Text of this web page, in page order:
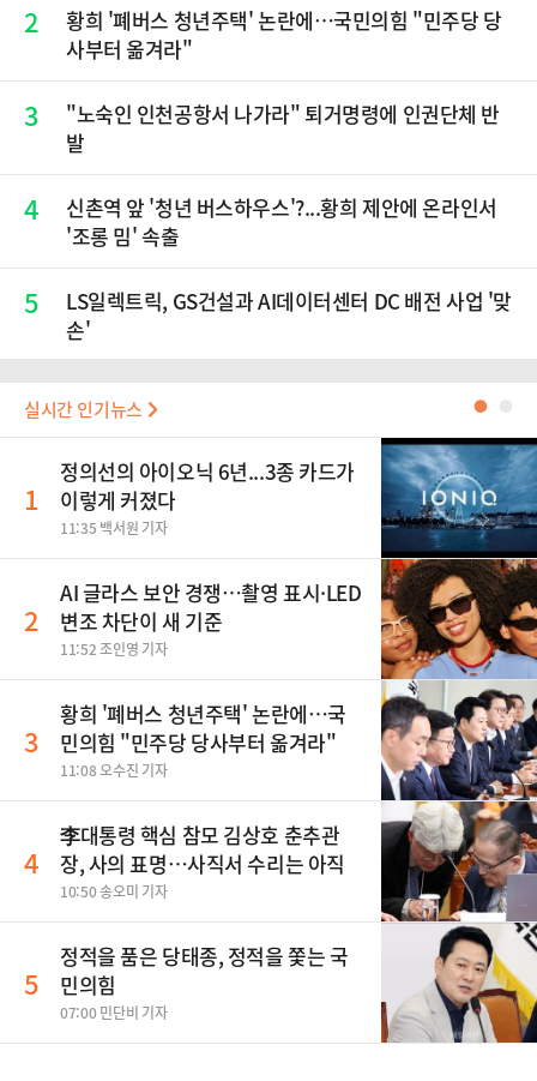
2
황희 '폐버스 청년주택' 논란에…국민의힘 "민주당 당
사부터 옮겨라"
3
"노숙인 인천공항서 나가라" 퇴거명령에 인권단체 반
발
4
신촌역 앞 '청년 버스하우스'?...황희 제안에 온라인서
'조롱 밈' 속출
5
LS일렉트릭, GS건설과 AI데이터센터 DC 배전 사업 '맞
손'
실시간 인기뉴스 ●
1
정의선의 아이오닉 6년...3종 카드가
이렇게 커졌다
11:35 백서원 기자
2
AI 글라스 보안 경쟁…촬영 표시·LED
변조 차단이 새 기준
11:52 조인영 기자
3
황희 '폐버스 청년주택' 논란에…국
민의힘 "민주당 당사부터 옮겨라"
11:08 오수진 기자
4
李대통령 핵심 참모 김상호 춘추관
장, 사의 표명…사직서 수리는 아직
10:50 송오미 기자
5
정적을 품은 당태종, 정적을 쫓는 국
민의힘
07:00 민단비 기자